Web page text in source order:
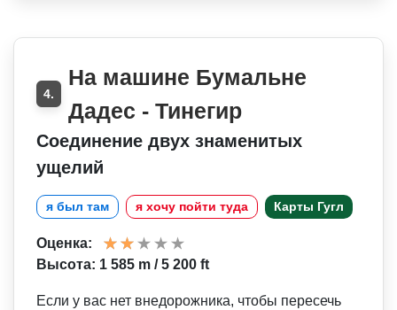
4.
На машине Бумальне
Дадес - Тинегир
Соединение двух знаменитых
ущелий
я был там я хочу пойти туда Карты Гугл
Оценка:
Высота: 1 585 m / 5 200 ft
Если у вас нет внедорожника, чтобы пересечь